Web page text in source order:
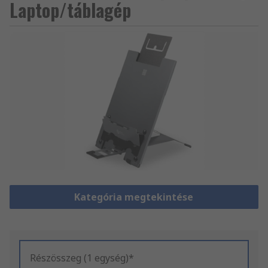
Laptop/táblagép
Kategória megtekintése
Részösszeg (1 egység)*